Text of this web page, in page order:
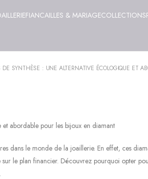
FIANCAILLES & MARIAGECOLLECTIONS
SYNTHÈSE : UNE ALTERNATIVE ÉCOLOGIQUE ET
et abordable pour les bijoux en diamant
dans le monde de la joaillerie. En effet, ces
le plan financier. Découvrez pourquoi opter